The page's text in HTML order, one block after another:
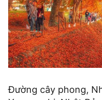
Đường cây phong,